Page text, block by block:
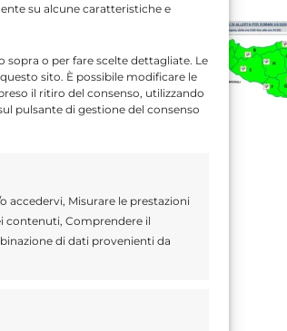
su alcune caratteristiche e
o per fare scelte dettagliate. Le
sito. È possibile modificare le
il ritiro del consenso, utilizzando
pulsante di gestione del consenso
accedervi, Misurare le prestazioni
contenuti, Comprendere il
di dati provenienti da
mangiare
dopo le vacanze
dieta ...
perdere 2